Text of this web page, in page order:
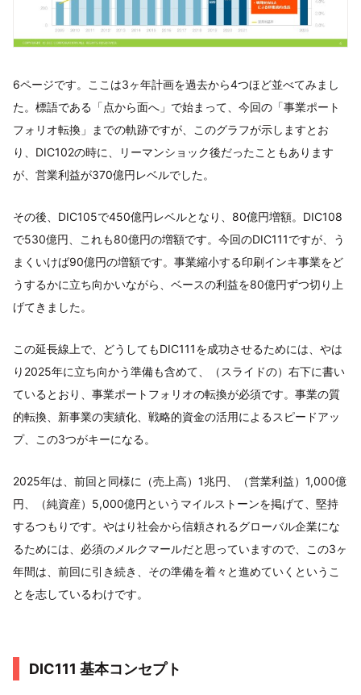
6ページです。ここは3ヶ年計画を過去から4つほど並べてみまし
た。標語である「点から面へ」で始まって、今回の「事業ポート
フォリオ転換」までの軌跡ですが、このグラフが示しますとお
り、DIC102の時に、リーマンショック後だったこともあります
が、営業利益が370億円レベルでした。
その後、DIC105で450億円レベルとなり、80億円増額。DIC108
で530億円、これも80億円の増額です。今回のDIC111ですが、う
まくいけば90億円の増額です。事業縮小する印刷インキ事業をど
うするかに立ち向かいながら、ベースの利益を80億円ずつ切り上
げてきました。
この延長線上で、どうしてもDIC111を成功させるためには、やは
り2025年に立ち向かう準備も含めて、（スライドの）右下に書い
ているとおり、事業ポートフォリオの転換が必須です。事業の質
的転換、新事業の実績化、戦略的資金の活用によるスピードアッ
プ、この3つがキーになる。
2025年は、前回と同様に（売上高）1兆円、（営業利益）1,000億
円、（純資産）5,000億円というマイルストーンを掲げて、堅持
するつもりです。やはり社会から信頼されるグローバル企業にな
るためには、必須のメルクマールだと思っていますので、この3ヶ
年間は、前回に引き続き、その準備を着々と進めていくというこ
とを志しているわけです。
DIC111 基本コンセプト